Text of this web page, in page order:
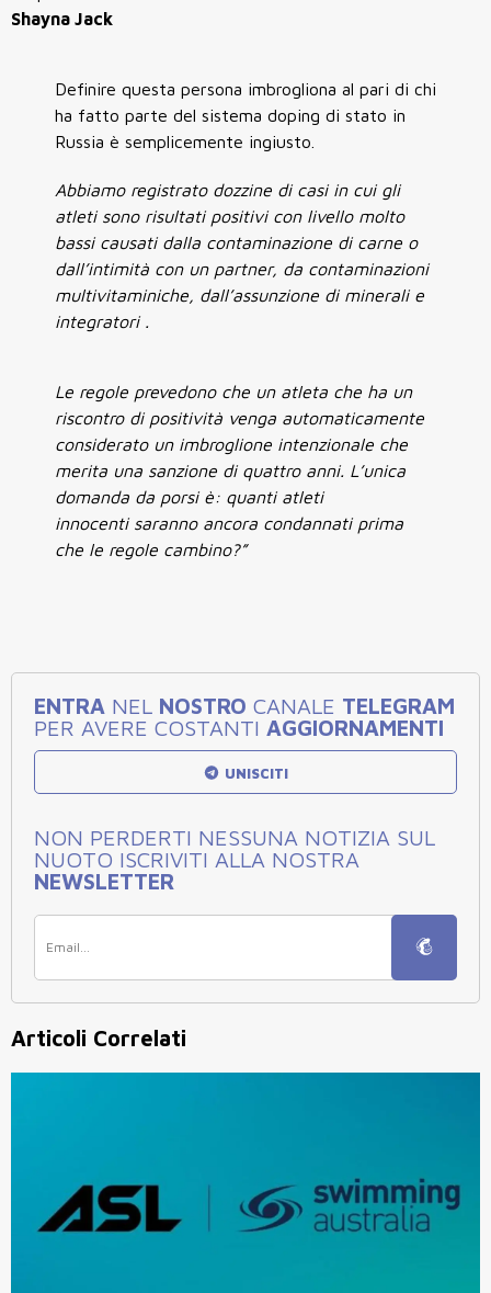
Shayna Jack
Definire questa persona imbrogliona al pari di chi
ha fatto parte del sistema doping di stato in
Russia è semplicemente ingiusto.
Abbiamo registrato dozzine di casi in cui gli
atleti sono risultati positivi con livello molto
bassi causati dalla contaminazione di carne o
dall’intimità con un partner, da contaminazioni
multivitaminiche, dall’assunzione di minerali e
integratori .
Le regole prevedono che un atleta che ha un
riscontro di positività venga automaticamente
considerato un imbroglione intenzionale che
merita una sanzione di quattro anni. L’unica
domanda da porsi è: quanti atleti
innocenti saranno ancora condannati prima
che le regole cambino?”
ENTRA NEL NOSTRO CANALE TELEGRAM
PER AVERE COSTANTI AGGIORNAMENTI
UNISCITI
NON PERDERTI NESSUNA NOTIZIA SUL
NUOTO ISCRIVITI ALLA NOSTRA
NEWSLETTER
Articoli Correlati